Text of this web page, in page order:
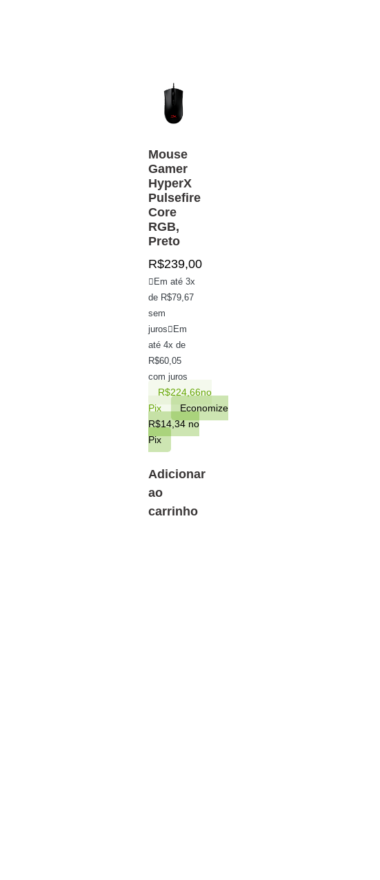
Mouse
Gamer
HyperX
Pulsefire
Core
RGB,
Preto
R$239,00
Em até 3x
de R$79,67
sem
juros
Em
até 4x de
R$60,05
com juros
R$224,66no
Pix
Economize
R$14,34no
Pix
Adicionar
ao
carrinho